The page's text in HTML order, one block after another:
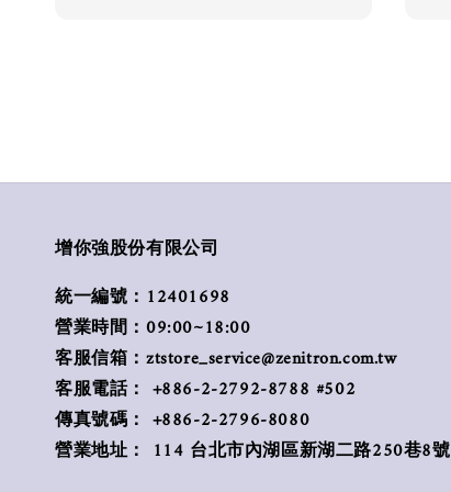
增你強股份有限公司
統一編號：12401698
營業時間：09:00~18:00
客服信箱：ztstore_service@zenitron.com.tw
客服電話： +886-2-2792-8788 #502
傳真號碼： +886-2-2796-8080
營業地址： 114 台北市內湖區新湖二路250巷8號